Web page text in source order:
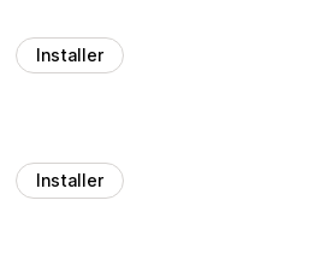
Installer
Installer